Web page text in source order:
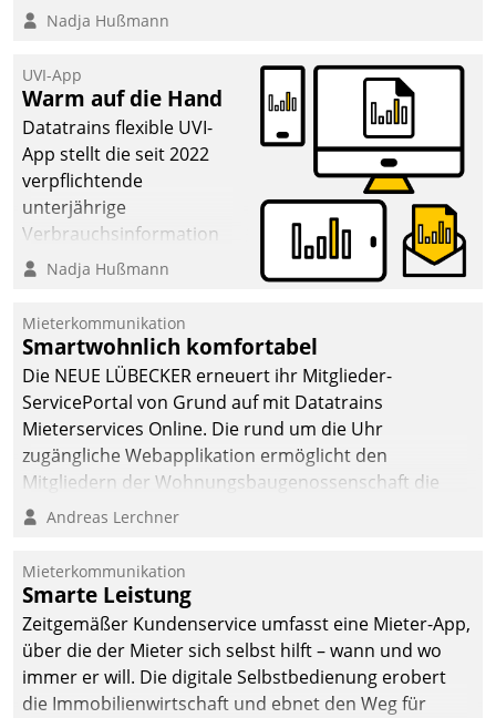
Nadja Hußmann
UVI-App
Warm auf die Hand
Datatrains flexible UVI-
App stellt die seit 2022
verpflichtende
unterjährige
Verbrauchsinformation
schnell, zuverlässig und
Die monatlichen
Mitteilungen zum
Heizungs- und
Wasserverbrauch gehen
automatisiert, vollständig
und auf Wunsch über
mehrere zuvor
Kommunikationswege bei
Nadja Hußmann
Mieterkommunikation
Smartwohnlich komfortabel
Die NEUE LÜBECKER erneuert ihr Mitglieder-
ServicePortal von Grund auf mit Datatrains
Mieterservices Online. Die rund um die Uhr
zugängliche Webapplikation ermöglicht den
Mitgliedern der Wohnungs­bau­genossenschaft die
Kontaktaufnahme per Smartphone, Tablet oder PC.
Andreas Lerchner
Mieterkommunikation
Smarte Leistung
Zeitgemäßer Kundenservice umfasst eine Mieter-App,
über die der Mieter sich selbst hilft – wann und wo
immer er will. Die digitale Selbstbedienung erobert
die Immobilienwirtschaft und ebnet den Weg für